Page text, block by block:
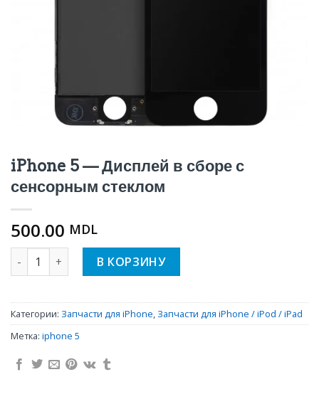
iPhone 5 — Дисплей в сборе с
сенсорным стеклом
500.00 MDL
Количество iPhone 5 — Дисплей в сборе с сенсорным
В КОРЗИНУ
Категории: Запчасти для iPhone, Запчасти для iPhone / iPod / iPad
Метка: iphone 5